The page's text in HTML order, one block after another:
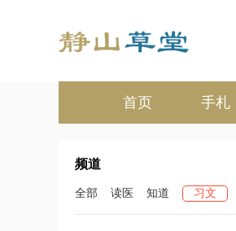
首页 手札
频道
全部 读医 知道 习文